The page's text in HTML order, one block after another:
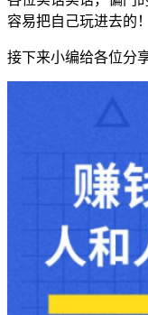
容易把自己玩进去的！
接下来小编给各位分